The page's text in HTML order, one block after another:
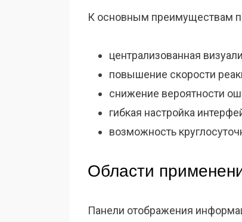
К основным преимуществам
централизованная
повышение скорости
снижение вероятности
гибкая настройка
возможность
Области
Панели отображения